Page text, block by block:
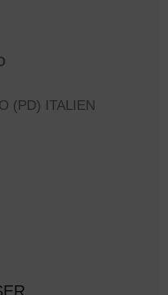
(PD) ITALIEN